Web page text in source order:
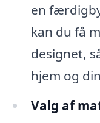
en
kan du få
designet,
hjem og
Valg af